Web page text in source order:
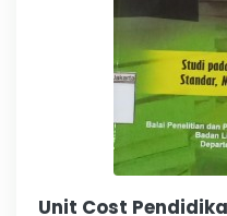
Unit Cost